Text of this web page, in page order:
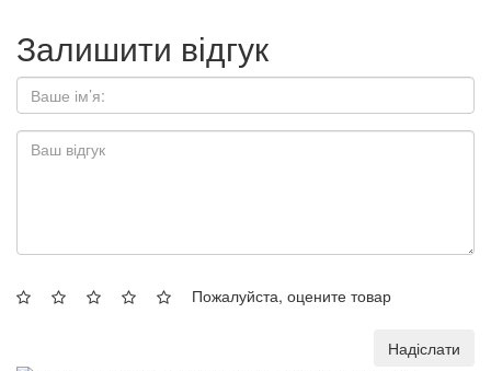
Залишити відгук
Пожалуйста, оцените товар
Надіслати